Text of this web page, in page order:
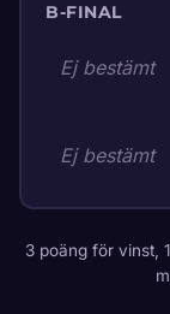
B-FINAL
Ej bestämt
Ej bestämt
3 poäng för vinst,